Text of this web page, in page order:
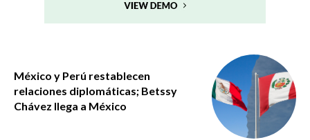
México y Perú restablecen
relaciones diplomáticas; Betssy
Chávez llega a México